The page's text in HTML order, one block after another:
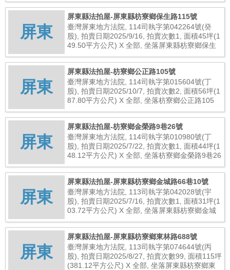
屏東
屏東縣法拍屋-屏東縣枋寮鄉保生路115號
臺灣屏東地方法院, 114司執字第042264號(癸
股), 拍賣日期2025/9/16, 拍賣次數1, 面積45坪(1
49.50平方公尺) X 全部, 坐落屏東縣枋寮鄉保生
屏東
屏東縣法拍屋-枋寮鄉公正路105號
臺灣屏東地方法院, 114司執字第015604號(丁
股), 拍賣日期2025/10/7, 拍賣次數2, 面積56坪(1
87.80平方公尺) X 全部, 坐落枋寮鄉公正路105
屏東
屏東縣法拍屋-枋寮鄉金榮路9巷26號
臺灣屏東地方法院, 114司執字第010980號(丁
股), 拍賣日期2025/7/22, 拍賣次數1, 面積44坪(1
48.12平方公尺) X 全部, 坐落枋寮鄉金榮路9巷26
屏東
屏東縣法拍屋-屏東縣枋寮鄉金城路66巷10號
臺灣屏東地方法院, 113司執字第042028號(宇
股), 拍賣日期2025/7/16, 拍賣次數1, 面積31坪(1
03.72平方公尺) X 全部, 坐落屏東縣枋寮鄉金城
屏東
屏東縣法拍屋-屏東縣枋寮鄉東林路688號
臺灣屏東地方法院, 113司執字第074644號(丙
股), 拍賣日期2025/8/27, 拍賣次數99, 面積115坪
(381.12平方公尺) X 全部, 坐落屏東縣枋寮鄉東